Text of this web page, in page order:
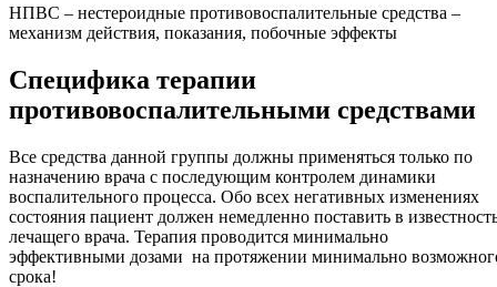
НПВС – нестероидные противовоспалительные средства –
механизм действия, показания, побочные эффекты
Специфика терапии
противовоспалительными средствами
Все средства данной группы должны применяться только по
назначению врача с последующим контролем динамики
воспалительного процесса. Обо всех негативных изменениях
состояния пациент должен немедленно поставить в
лечащего врача. Терапия проводится минимально
эффективными дозами на протяжении минимально
срока!